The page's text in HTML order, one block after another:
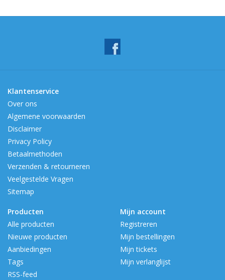
Klantenservice
Over ons
Algemene voorwaarden
Disclaimer
Privacy Policy
Betaalmethoden
Verzenden & retourneren
Veelgestelde Vragen
Sitemap
Producten
Alle producten
Nieuwe producten
Aanbiedingen
Tags
RSS-feed
Mijn account
Registreren
Mijn bestellingen
Mijn tickets
Mijn verlanglijst